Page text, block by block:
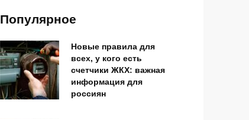
Популярное
Новые правила для
всех, у кого есть
счетчики ЖКХ: важная
информация для
россиян